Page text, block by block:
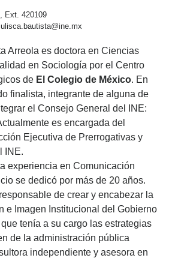
Ext. 420109
Arreola es doctora en Ciencias
en Sociología por el Centro
de El Colegio de México. En
finalista, integrante de alguna de
el Consejo General del INE:
es encargada del
Ejecutiva de Prerrogativas y
INE.
experiencia en Comunicación
se dedicó por más de 20 años.
de crear y encabezar la
e Imagen Institucional del Gobierno
tenía a su cargo las estrategias
de la administración pública
independiente y asesora en